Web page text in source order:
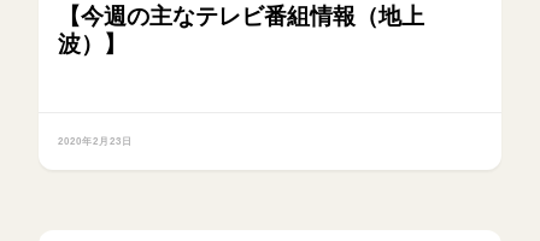
【今週の主なテレビ番組情報（地上
波）】
2020年2月23日